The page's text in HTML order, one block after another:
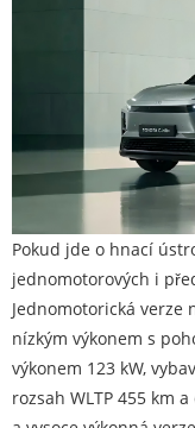
Pokud jde o hnací
jednomotorových i
Jednomotorická verze
nízkým výkonem s
výkonem 123 kW,
rozsah WLTP 455 km